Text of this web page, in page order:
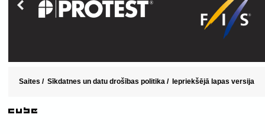
Saites / Sīkdatnes un datu drošības politika / Iepriekšējā lapas versija